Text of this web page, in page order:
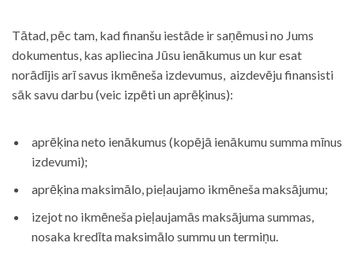
Tātad, pēc tam, kad finanšu iestāde ir saņēmusi no Jums
dokumentus, kas apliecina Jūsu ienākumus un kur esat
norādījis arī savus ikmēneša izdevumus, aizdevēju finansisti
sāk savu darbu (veic izpēti un aprēķinus):
aprēķina neto ienākumus (kopējā ienākumu summa mīnus
izdevumi);
aprēķina maksimālo, pieļaujamo ikmēneša maksājumu;
izejot no ikmēneša pieļaujamās maksājuma summas,
nosaka kredīta maksimālo summu un termiņu.